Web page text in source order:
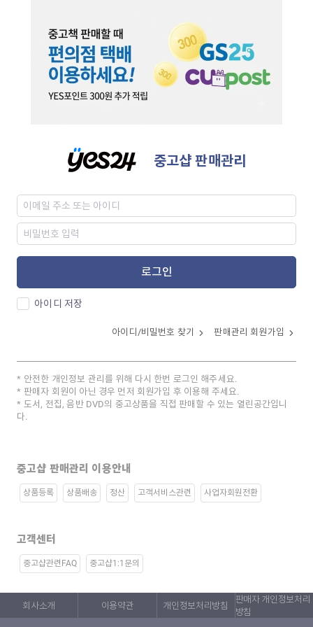
중고샵 판매관리
로그인
아이디 저장
아이디/비밀번호 찾기 판매관리 회원가입
안전한 개인정보 관리를 위해 다시 한번 로그인 해주세요.
판매자 회원이 아닌 경우 먼저 회원가입 후 이용해 주세요.
도서, 전집, 음반 DVD의 중고상품을 직접 판매할 수 있는 열린공간입니
다.
중고샵 판매관리 이용안내
상품등록 상품배송 정산 고객서비스관련 사업자회원전환
고객센터
중고샵관련FAQ 중고샵1:1문의
회사소개 이용약관 개인정보처리방침
판매자 개인정보처리
방침